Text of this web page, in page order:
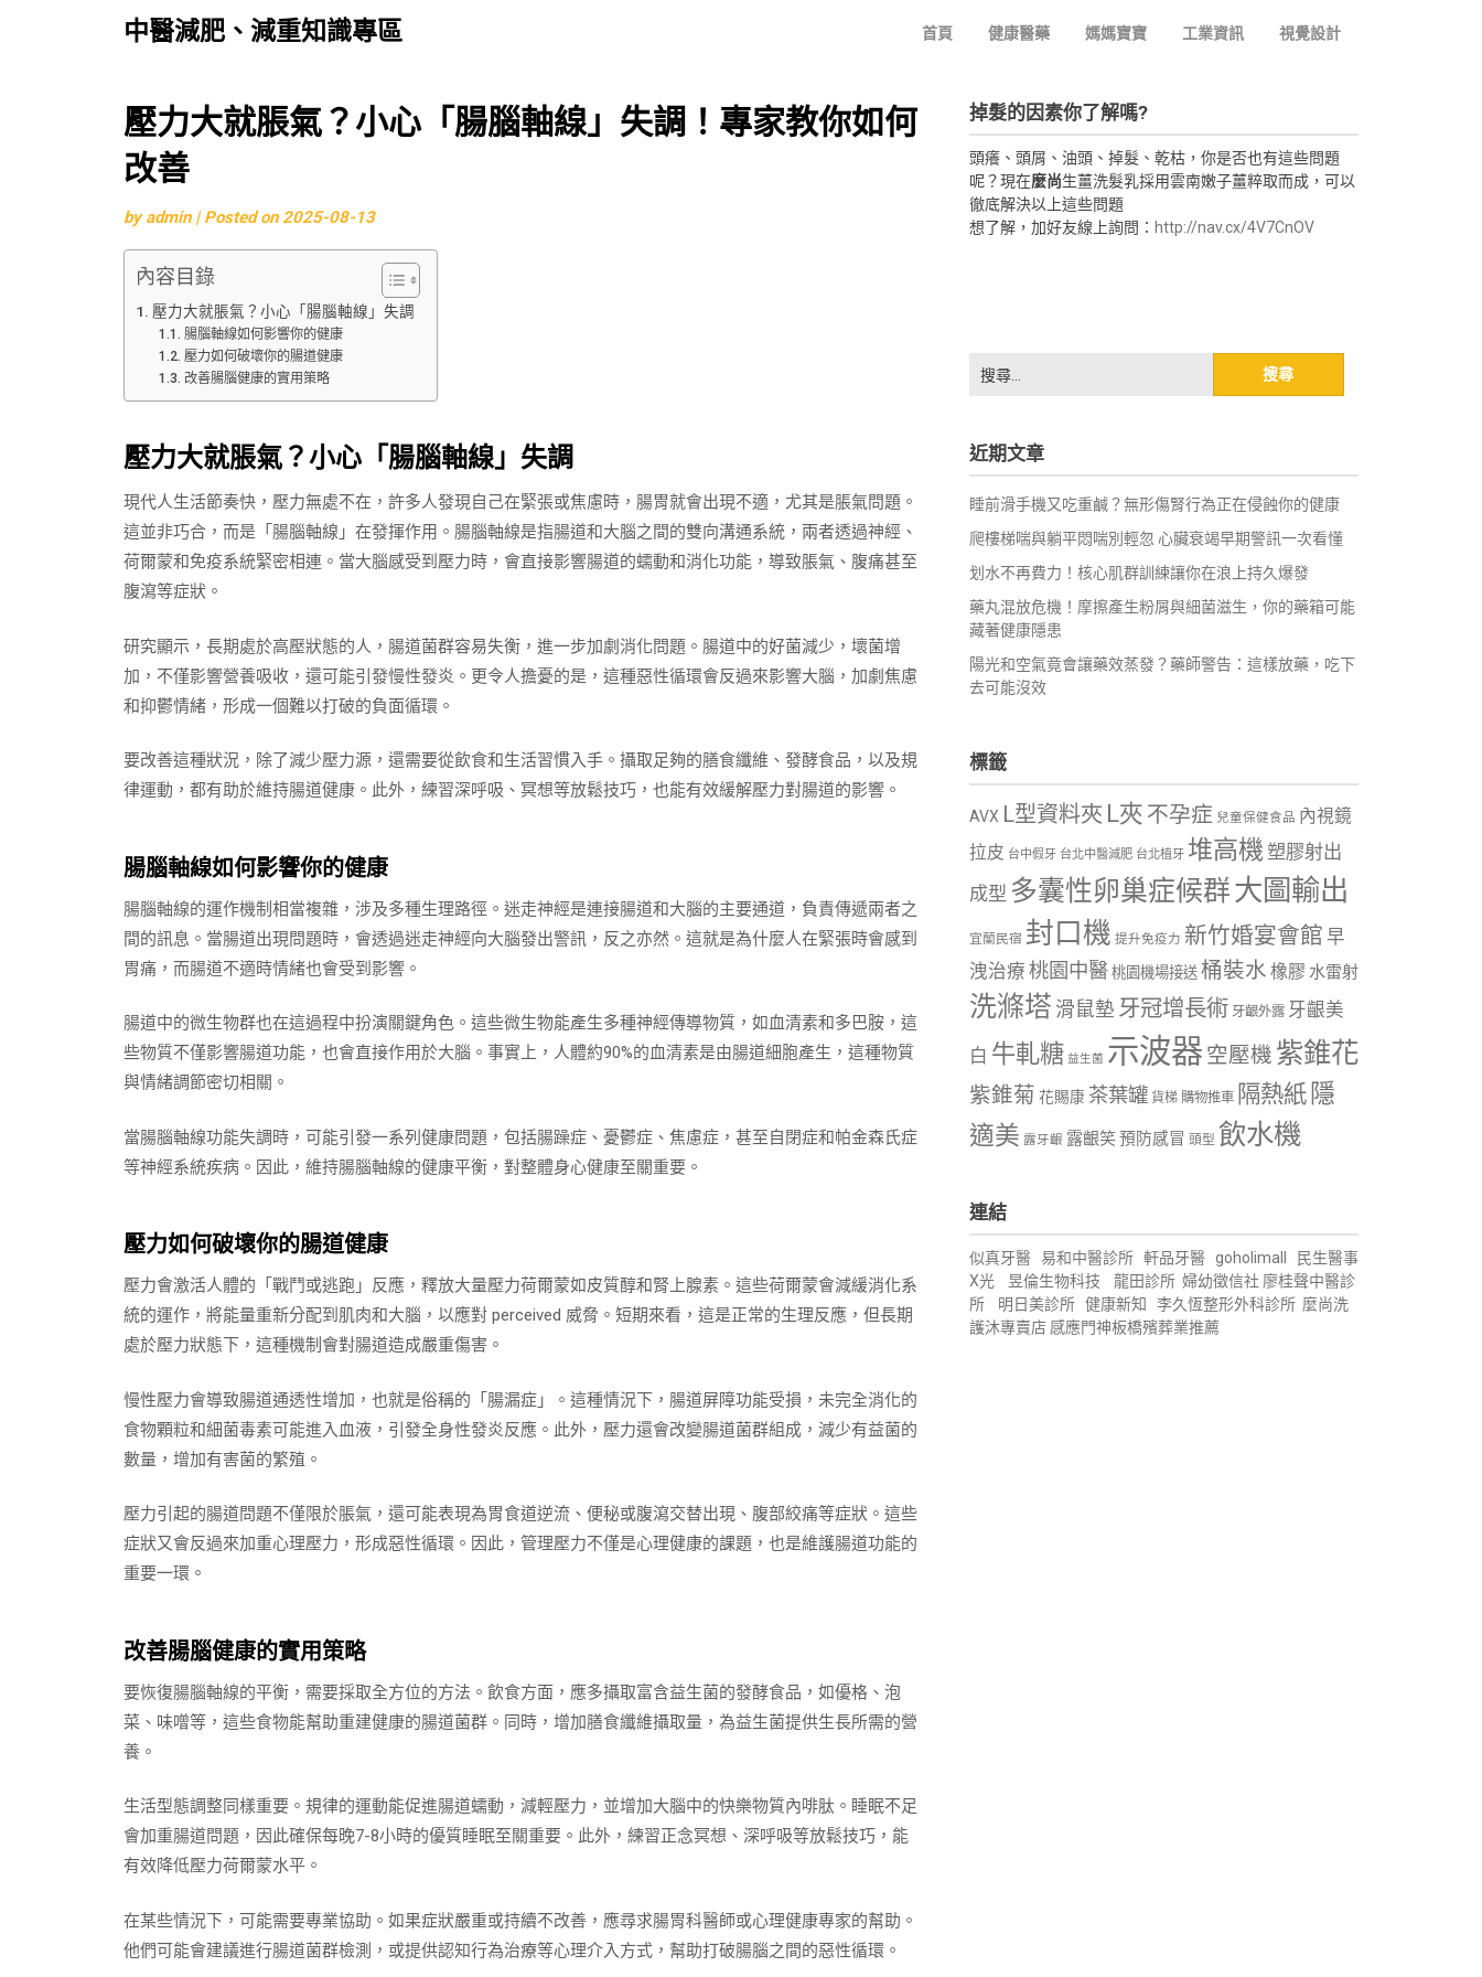
中醫減肥、減重知識專區 首頁 健康醫藥 媽媽寶寶 工業資訊 視覺設計
Skip
to
content
壓力大就脹氣？小心「腸腦軸線」失調！專家教你如何
改善
byadmin | Posted on2025-08-13
內容目錄
壓力大就脹氣？小心「腸腦軸線」失調
腸腦軸線如何影響你的健康
壓力如何破壞你的腸道健康
改善腸腦健康的實用策略
壓力大就脹氣？小心「腸腦軸線」失調
現代人生活節奏快，壓力無處不在，許多人發現自己在緊張或焦慮時，腸胃就會出現不適，尤其是脹氣問題。
這並非巧合，而是「腸腦軸線」在發揮作用。腸腦軸線是指腸道和大腦之間的雙向溝通系統，兩者透過神經、
荷爾蒙和免疫系統緊密相連。當大腦感受到壓力時，會直接影響腸道的蠕動和消化功能，導致脹氣、腹痛甚至
腹瀉等症狀。
研究顯示，長期處於高壓狀態的人，腸道菌群容易失衡，進一步加劇消化問題。腸道中的好菌減少，壞菌增
加，不僅影響營養吸收，還可能引發慢性發炎。更令人擔憂的是，這種惡性循環會反過來影響大腦，加劇焦慮
和抑鬱情緒，形成一個難以打破的負面循環。
要改善這種狀況，除了減少壓力源，還需要從飲食和生活習慣入手。攝取足夠的膳食纖維、發酵食品，以及規
律運動，都有助於維持腸道健康。此外，練習深呼吸、冥想等放鬆技巧，也能有效緩解壓力對腸道的影響。
腸腦軸線如何影響你的健康
腸腦軸線的運作機制相當複雜，涉及多種生理路徑。迷走神經是連接腸道和大腦的主要通道，負責傳遞兩者之
間的訊息。當腸道出現問題時，會透過迷走神經向大腦發出警訊，反之亦然。這就是為什麼人在緊張時會感到
胃痛，而腸道不適時情緒也會受到影響。
腸道中的微生物群也在這過程中扮演關鍵角色。這些微生物能產生多種神經傳導物質，如血清素和多巴胺，這
些物質不僅影響腸道功能，也會直接作用於大腦。事實上，人體約90%的血清素是由腸道細胞產生，這種物質
與情緒調節密切相關。
當腸腦軸線功能失調時，可能引發一系列健康問題，包括腸躁症、憂鬱症、焦慮症，甚至自閉症和帕金森氏症
等神經系統疾病。因此，維持腸腦軸線的健康平衡，對整體身心健康至關重要。
壓力如何破壞你的腸道健康
壓力會激活人體的「戰鬥或逃跑」反應，釋放大量壓力荷爾蒙如皮質醇和腎上腺素。這些荷爾蒙會減緩消化系
統的運作，將能量重新分配到肌肉和大腦，以應對 perceived 威脅。短期來看，這是正常的生理反應，但長期
處於壓力狀態下，這種機制會對腸道造成嚴重傷害。
慢性壓力會導致腸道通透性增加，也就是俗稱的「腸漏症」。這種情況下，腸道屏障功能受損，未完全消化的
食物顆粒和細菌毒素可能進入血液，引發全身性發炎反應。此外，壓力還會改變腸道菌群組成，減少有益菌的
數量，增加有害菌的繁殖。
壓力引起的腸道問題不僅限於脹氣，還可能表現為胃食道逆流、便秘或腹瀉交替出現、腹部絞痛等症狀。這些
症狀又會反過來加重心理壓力，形成惡性循環。因此，管理壓力不僅是心理健康的課題，也是維護腸道功能的
重要一環。
改善腸腦健康的實用策略
要恢復腸腦軸線的平衡，需要採取全方位的方法。飲食方面，應多攝取富含益生菌的發酵食品，如優格、泡
菜、味噌等，這些食物能幫助重建健康的腸道菌群。同時，增加膳食纖維攝取量，為益生菌提供生長所需的營
養。
生活型態調整同樣重要。規律的運動能促進腸道蠕動，減輕壓力，並增加大腦中的快樂物質內啡肽。睡眠不足
會加重腸道問題，因此確保每晚7-8小時的優質睡眠至關重要。此外，練習正念冥想、深呼吸等放鬆技巧，能
有效降低壓力荷爾蒙水平。
在某些情況下，可能需要專業協助。如果症狀嚴重或持續不改善，應尋求腸胃科醫師或心理健康專家的幫助。
他們可能會建議進行腸道菌群檢測，或提供認知行為治療等心理介入方式，幫助打破腸腦之間的惡性循環。
掉髮的因素你了解嗎?
頭癢、頭屑、油頭、掉髮、乾枯，你是否也有這些問題
呢？現在麼尚生薑洗髮乳採用雲南嫩子薑粹取而成，可以
徹底解決以上這些問題
想了解，加好友線上詢問： http://nav.cx/4V7CnOV
搜
尋
字:
近期文章
睡前滑手機又吃重鹹？無形傷腎行為正在侵蝕你的健康
爬樓梯喘與躺平悶喘別輕忽 心臟衰竭早期警訊一次看懂
划水不再費力！核心肌群訓練讓你在浪上持久爆發
藥丸混放危機！摩擦產生粉屑與細菌滋生，你的藥箱可能
藏著健康隱患
陽光和空氣竟會讓藥效蒸發？藥師警告：這樣放藥，吃下
去可能沒效
標籤
AVX L型資料夾 L夾 不孕症 兒童保健食品 內視鏡
拉皮 台中假牙 台北中醫減肥 台北植牙 堆高機塑膠射出
成型 多囊性卵巢症候群大圖輸出
宜蘭民宿 封口機 提升免疫力 新竹婚宴會館 早
洩治療 桃園中醫 桃園機場接送 桶裝水 橡膠 水雷射
洗滌塔 滑鼠墊 牙冠增長術 牙齦外露 牙齦美
白 牛軋糖 益生菌 示波器 空壓機 紫錐花
紫錐菊 花賜康 茶葉罐 貨梯 購物推車 隔熱紙 隱
適美 露牙齦 露齦笑預防感冒 頭型 飲水機
連結
似真牙醫 易和中醫診所 軒品牙醫 goholimall
民生醫事
X光
昱倫生物科技 龍田診所 婦幼徵信社 廖桂聲中醫診
所
明日美診所 健康新知 李久恆整形外科診所 麼尚洗
護沐專賣店 感應門神板橋殯葬業推薦